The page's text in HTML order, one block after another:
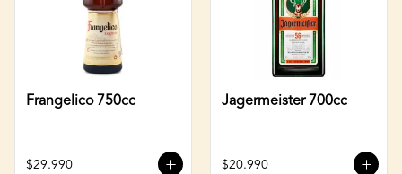
Frangelico 750cc
$29.990
Jagermeister 700cc
$20.990